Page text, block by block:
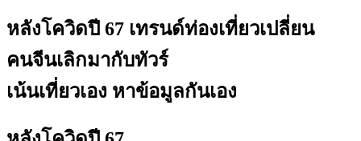
หลังโควิดปี 67 เทรนด์ท่องเที่ยวเปลี่ยน
คนจีนเลิกมากับทัวร์
เน้นเที่ยวเอง หาข้อมูลกันเอง